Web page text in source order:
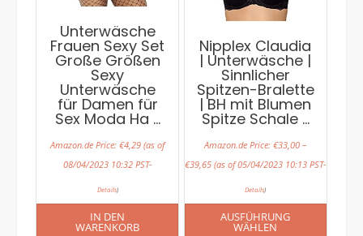
Unterwäsche
Frauen Sexy Set
Große Größen
Sexy
Unterwäsche
für Damen für
Sex Moda Ha …
Amazon.de Price:€4,29 (as of
08/04/2023 10:32 PST-
Details)
IN DEN
WARENKORB
Nipplex Claudia
| Unterwäsche |
Sinnlicher
Spitzen-Bralette
| BH mit Blumen
Spitze Schale …
Amazon.de Price:€33,00 –
€39,65 (as of 05/04/2023 10:13 PST-
Details)
AUSFÜHRUNG
WÄHLEN